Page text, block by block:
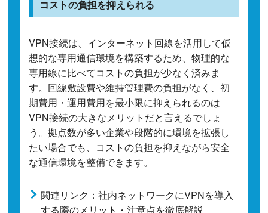
コストの負担を抑えられる
VPN接続は、インターネット回線を活用して仮
想的な専用通信環境を構築するため、物理的な
専用線に比べてコストの負担が少なく済みま
す。回線敷設費や維持管理費の負担がなく、初
期費用・運用費用を最小限に抑えられるのは
VPN接続の大きなメリットだと言えるでしょ
う。拠点数が多い企業や段階的に環境を拡張し
たい場合でも、コストの負担を抑えながら安全
な通信環境を整備できます。
関連リンク：社内ネットワークにVPNを導入
する際のメリット・注意点を徹底解説